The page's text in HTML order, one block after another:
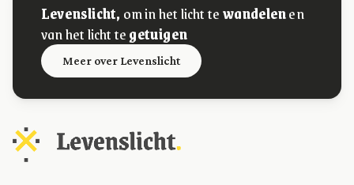
Levenslicht, om in het licht tewandelenen
van het licht tegetuigen
Meer over Levenslicht